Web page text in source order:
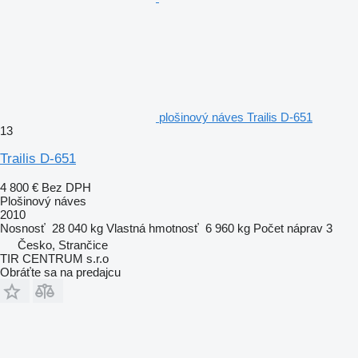
plošinový náves Trailis D-651
13
Trailis D-651
4 800 € Bez DPH
Plošinový náves
2010
Nosnosť 28 040 kg Vlastná hmotnosť 6 960 kg Počet náprav 3
Česko, Strančice
TIR CENTRUM s.r.o
Obráťte sa na predajcu